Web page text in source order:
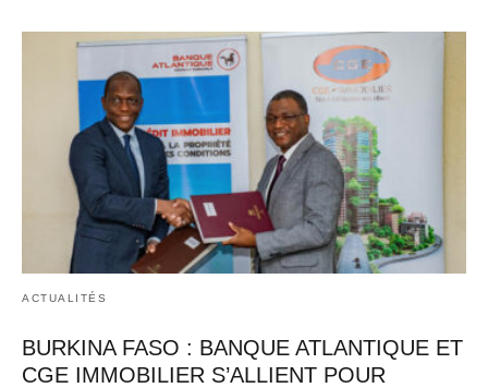
ACTUALITÉS
BURKINA FASO : BANQUE ATLANTIQUE ET
CGE IMMOBILIER S’ALLIENT POUR